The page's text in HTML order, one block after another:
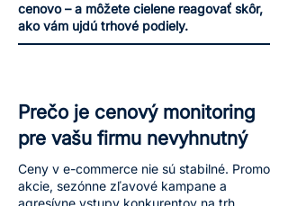
cenovo – a môžete cielene reagovať skôr,
ako vám ujdú trhové podiely.
Prečo je cenový monitoring
pre vašu firmu nevyhnutný
Ceny v e-commerce nie sú stabilné. Promo
akcie, sezónne zľavové kampane a
agresívne vstupy konkurentov na trh